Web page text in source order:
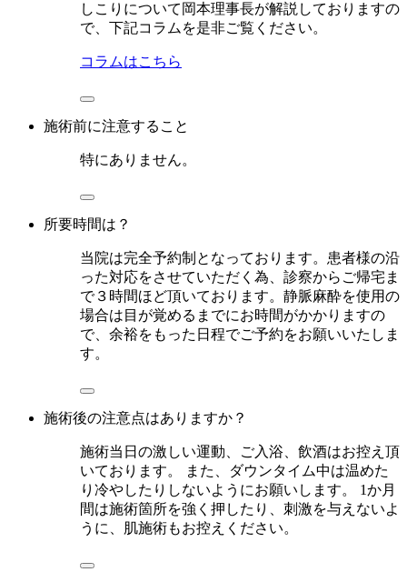
しこりについて岡本理事長が解説しておりますの
で、下記コラムを是非ご覧ください。
コラムはこちら
施術前に注意すること
特にありません。
所要時間は？
当院は完全予約制となっております。患者様の沿
った対応をさせていただく為、診察からご帰宅ま
で３時間ほど頂いております。静脈麻酔を使用の
場合は目が覚めるまでにお時間がかかりますの
で、余裕をもった日程でご予約をお願いいたしま
す。
施術後の注意点はありますか？
施術当日の激しい運動、ご入浴、飲酒はお控え頂
いております。 また、ダウンタイム中は温めた
り冷やしたりしないようにお願いします。 1か月
間は施術箇所を強く押したり、刺激を与えないよ
うに、肌施術もお控えください。